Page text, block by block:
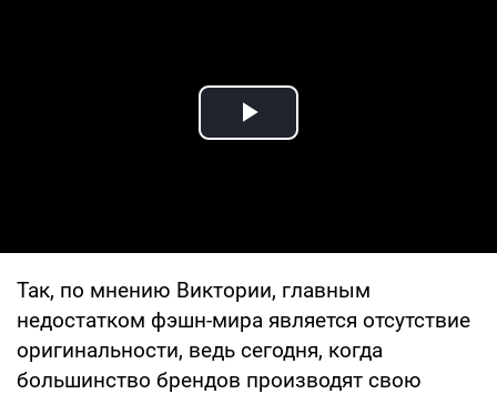
Play Video
Так, по мнению Виктории, главным
недостатком фэшн-мира является отсутствие
оригинальности, ведь сегодня, когда
большинство брендов производят свою